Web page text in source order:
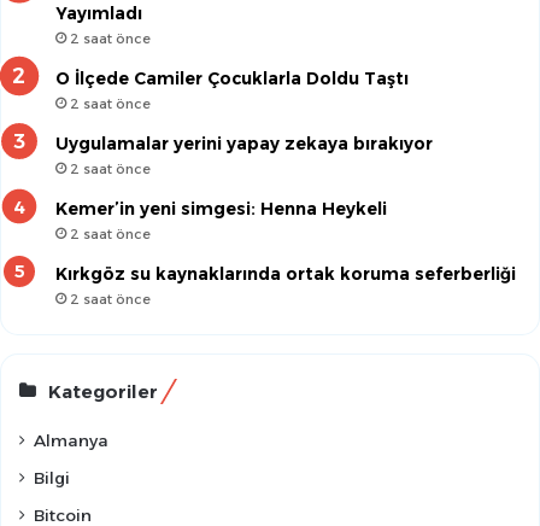
Yayımladı
2 saat önce
O İlçede Camiler Çocuklarla Doldu Taştı
2 saat önce
Uygulamalar yerini yapay zekaya bırakıyor
2 saat önce
Kemer’in yeni simgesi: Henna Heykeli
2 saat önce
Kırkgöz su kaynaklarında ortak koruma seferberliği
2 saat önce
Kategoriler
Almanya
Bilgi
Bitcoin